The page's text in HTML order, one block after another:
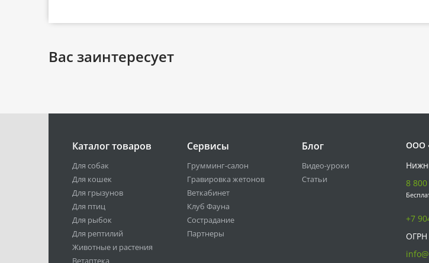
Вас заинтересует
Каталог товаров
Для собак
Для кошек
Для грызунов
Для птиц
Для рыбок
Для рептилий
Животные и растения
Ветаптека
Сервисы
Грумминг-салон
Гравировка жетонов
Веткабинет
Клуб Фауна
Сострадание
Партнеры
Блог
Видео-уроки
Статьи
ООО
8
+7
ОГРН